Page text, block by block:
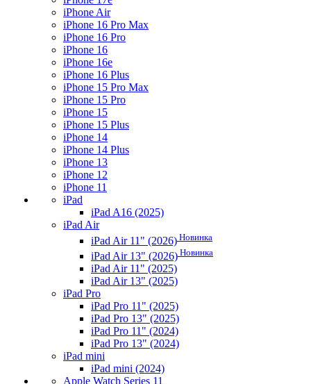
iPhone Air
iPhone 16 Pro Max
iPhone 16 Pro
iPhone 16
iPhone 16e
iPhone 16 Plus
iPhone 15 Pro Max
iPhone 15 Pro
iPhone 15
iPhone 15 Plus
iPhone 14
iPhone 14 Plus
iPhone 13
iPhone 12
iPhone 11
iPad
iPad A16 (2025)
iPad Air
iPad Air 11" (2026) Новинка
iPad Air 13" (2026) Новинка
iPad Air 11" (2025)
iPad Air 13" (2025)
iPad Pro
iPad Pro 11" (2025)
iPad Pro 13" (2025)
iPad Pro 11" (2024)
iPad Pro 13" (2024)
iPad mini
iPad mini (2024)
Apple Watch Series 11